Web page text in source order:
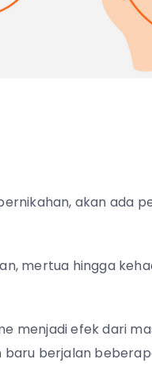
akan ada
mertua hingga
menjadi efek dari
berjalan